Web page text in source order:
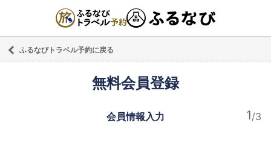
ふるなびトラベル予約に戻る
無料会員登録
会員情報入力